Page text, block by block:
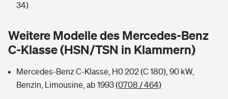
Hochwasser-Check: Wie gefährdet ist Ihr Haus?
Wer versichert was: Jetzt Versicherer finden
Sie haben Fragen?
Private Cyberversicherung
Musikinstrumentenversicherung
Rentenrechner: Wie viel Geld bekomme ich im Alter?
34)
Weitere Modelle des Mercedes-Benz
C-Klasse (HSN/TSN in Klammern)
Mercedes-Benz C-Klasse, H0 202 (C 180), 90 kW,
Benzin, Limousine, ab 1993(0708 / 464)